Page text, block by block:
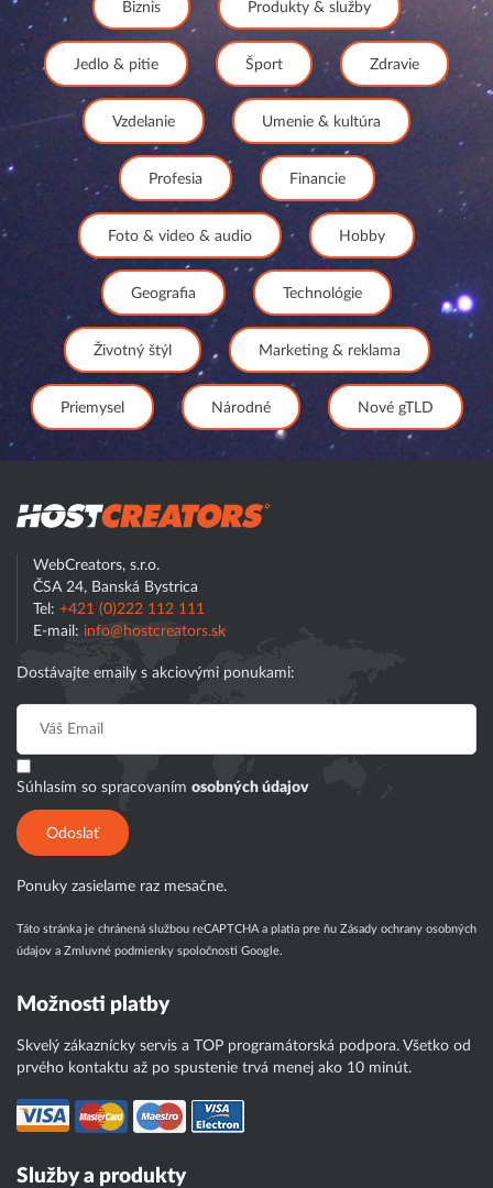
Biznis Produkty & služby
Jedlo & pitie Šport Zdravie
Vzdelanie Umenie & kultúra
Profesia Financie
Foto & video & audio Hobby
Geografia Technológie
Životný štýl Marketing & reklama
Priemysel Národné Nové gTLD
WebCreators, s.r.o.
ČSA 24, Banská Bystrica
Tel: +421 (0)222 112 111
E-mail: info@hostcreators.sk
Dostávajte emaily s akciovými ponukami:
Súhlasím so spracovaním osobných údajov
Odoslať
Ponuky zasielame raz mesačne.
Táto stránka je chránená službou reCAPTCHA a platia pre ňu Zásady ochrany osobných
údajov a Zmluvné podmienky spoločnosti Google.
Možnosti platby
Skvelý zákaznícky servis a TOP programátorská podpora. Všetko od
prvého kontaktu až po spustenie trvá menej ako 10 minút.
Služby a produkty